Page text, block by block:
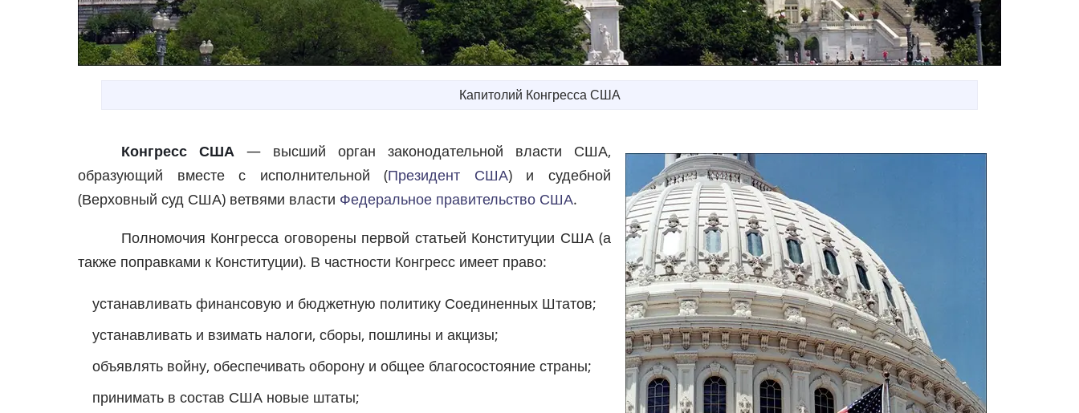
Капитолий Конгресса США
Конгресс США — высший орган законодательной власти США,
образующий вместе с исполнительной (Президент США) и судебной
(Верховный суд США) ветвями власти Федеральное правительство США.
Полномочия Конгресса оговорены первой статьей Конституции США (а
также поправками к Конституции). В частности Конгресс имеет право:
устанавливать финансовую и бюджетную политику Соединенных Штатов;
устанавливать и взимать налоги, сборы, пошлины и акцизы;
объявлять войну, обеспечивать оборону и общее благосостояние страны;
принимать в состав США новые штаты;